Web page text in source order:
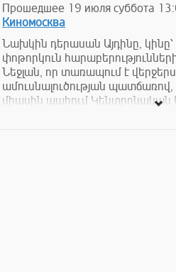
Прошедшее 19 июля суббота
Киномосква
Նախկին դերասան Այդինը,
փոթորկուն հարաբերությունների
Նեջլան, որ տառապում է
ամուսնալուծության պատճառով,
միասին պահում Կենտրոնական